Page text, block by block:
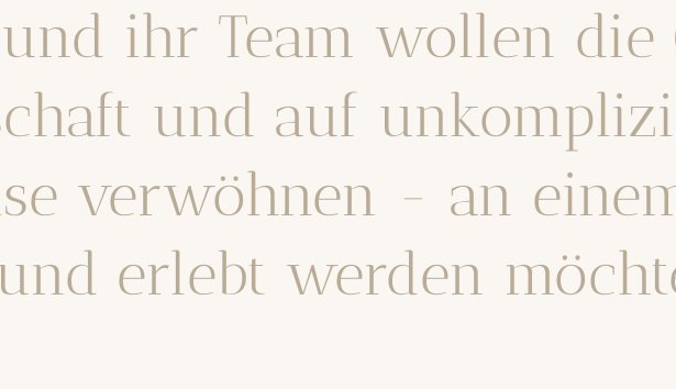
ihr Team wollen die
und auf
verwöhnen - an
erlebt werden